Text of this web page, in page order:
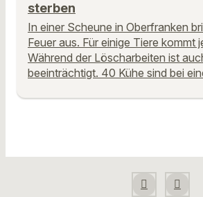
sterben
In einer Scheune in Oberfranken
Feuer aus. Für einige Tiere kommt
Während der Löscharbeiten ist
beeinträchtigt. 40 Kühe sind bei